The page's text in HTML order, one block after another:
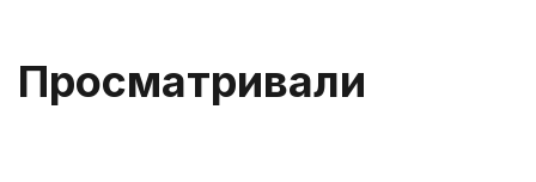
Просматривали